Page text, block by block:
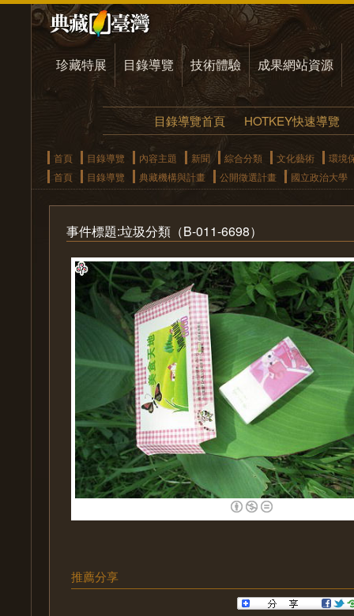
珍藏特展 目錄導覽 技術體驗 成果網站資源
目錄導覽首頁 HOTKEY快速導覽
首頁 目錄導覽 內容主題 新聞 綜合分類 文化藝術
環境
首頁
目錄導覽 典藏機構與計畫 公開徵選計畫 國立政治大學
事件標題:垃圾分類（B-011-6698）
推薦分享